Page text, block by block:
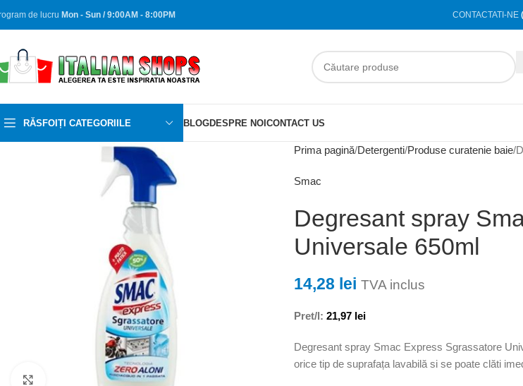
de lucru Mon - Sun / 9:00AM - 8:00PM CONTACTATI-NE
RĂSFOIȚI CATEGORIILE BLOGDESPRE NOICONTACT US
Faceți clic pentru a mări
Prima pagină Detergenti Produse curatenie baie
Smac
Degresant spray
Universale 650ml
14,28 lei TVA inclus
Pret/l: 21,97 lei
Degresant spray Smac Express Sgrassatore
orice tip de suprafața lavabilă si se poate clăti